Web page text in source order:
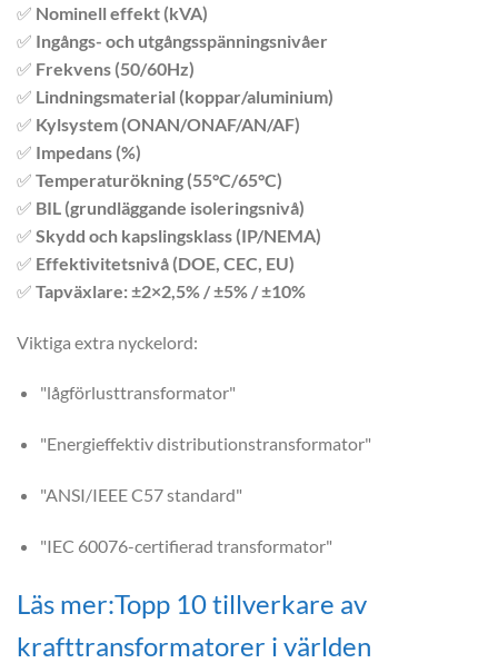
✅ Nominell effekt (kVA)
✅ Ingångs- och utgångsspänningsnivåer
✅ Frekvens (50/60Hz)
✅ Lindningsmaterial (koppar/aluminium)
✅ Kylsystem (ONAN/ONAF/AN/AF)
✅ Impedans (%)
✅ Temperaturökning (55°C/65°C)
✅ BIL (grundläggande isoleringsnivå)
✅ Skydd och kapslingsklass (IP/NEMA)
✅ Effektivitetsnivå (DOE, CEC, EU)
✅ Tapväxlare: ±2×2,5% / ±5% / ±10%
Viktiga extra nyckelord:
"lågförlusttransformator"
"Energieffektiv distributionstransformator"
"ANSI/IEEE C57 standard"
"IEC 60076-certifierad transformator"
Läs mer:Topp 10 tillverkare av
krafttransformatorer i världen